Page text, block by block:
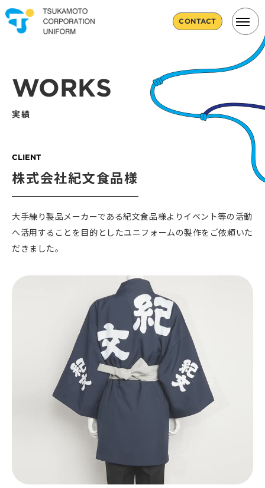
CONTACT
WORKS
実績
CLIENT
株式会社紀文食品様
大手練り製品メーカーである紀文食品様よりイベント等の活動
へ活用することを目的としたユニフォームの製作をご依頼いた
だきました。